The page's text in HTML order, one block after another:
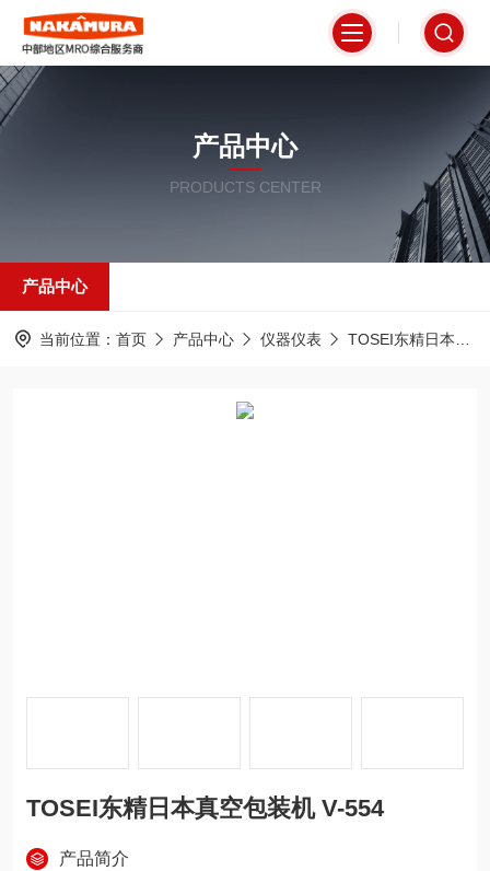
产品中心
PRODUCTS CENTER
产品中心
当前位置： 首页 产品中心 仪器仪表 TOSEI东精日本
TOSEI东精日本真空包装机 V-554
产品简介